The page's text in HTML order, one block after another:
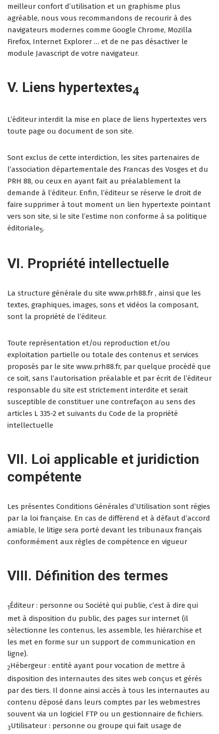
meilleur confort d’utilisation et un graphisme plus
agréable, nous vous recommandons de recourir à des
navigateurs modernes comme Google Chrome, Mozilla
Firefox, Internet Explorer … et de ne pas désactiver le
module Javascript de votre navigateur.
V. Liens hypertextes4
L’éditeur interdit la mise en place de liens hypertextes vers
toute page ou document de son site.
Sont exclus de cette interdiction, les sites partenaires de
l’association départementale des Francas des Vosges et du
PRH 88, ou ceux en ayant fait au préalablement la
demande à l’éditeur. Enfin, l’éditeur se réserve le droit de
faire supprimer à tout moment un lien hypertexte pointant
vers son site, si le site l’estime non conforme à sa politique
éditoriale5.
VI. Propriété intellectuelle
La structure générale du site www.prh88.fr , ainsi que les
textes, graphiques, images, sons et vidéos la composant,
sont la propriété de l’éditeur.
Toute représentation et/ou reproduction et/ou
exploitation partielle ou totale des contenus et services
proposés par le site www.prh88.fr, par quelque procédé que
ce soit, sans l’autorisation préalable et par écrit de l’éditeur
responsable du site est strictement interdite et serait
susceptible de constituer une contrefaçon au sens des
articles L 335-2 et suivants du Code de la propriété
intellectuelle
VII. Loi applicable et juridiction
compétente
Les présentes Conditions Générales d’Utilisation sont régies
par la loi française. En cas de différend et à défaut d’accord
amiable, le litige sera porté devant les tribunaux français
conformément aux règles de compétence en vigueur
VIII. Définition des termes
1Éditeur : personne ou Société qui publie, c’est à dire qui
met à disposition du public, des pages sur internet (il
sélectionne les contenus, les assemble, les hiérarchise et
les met en forme sur un support de communication en
ligne).
2Hébergeur : entité ayant pour vocation de mettre à
disposition des internautes des sites web conçus et gérés
par des tiers. Il donne ainsi accès à tous les internautes au
contenu déposé dans leurs comptes par les webmestres
souvent via un logiciel FTP ou un gestionnaire de fichiers.
3Utilisateur : personne ou groupe qui fait usage de